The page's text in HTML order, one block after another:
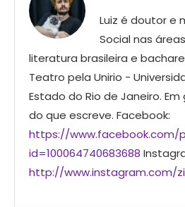
Luiz é doutor e
Social nas
literatura brasileira e
Teatro pela Unirio -
Estado do Rio de Janeiro.
do que escreve. Facebook:
https://www.facebook.com/
id=100064740683688
http://www.instagram.com/